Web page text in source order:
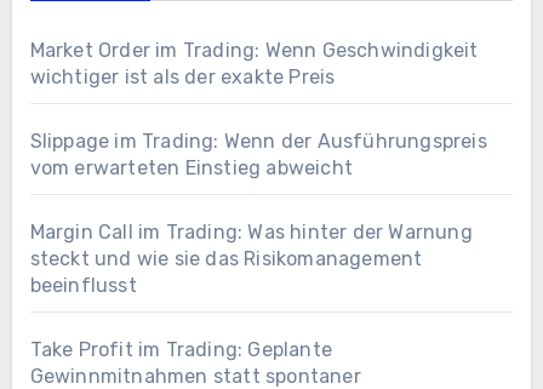
Market Order im Trading: Wenn Geschwindigkeit
wichtiger ist als der exakte Preis
Slippage im Trading: Wenn der Ausführungspreis
vom erwarteten Einstieg abweicht
Margin Call im Trading: Was hinter der Warnung
steckt und wie sie das Risikomanagement
beeinflusst
Take Profit im Trading: Geplante
Gewinnmitnahmen statt spontaner